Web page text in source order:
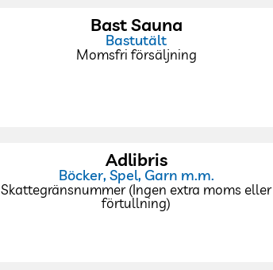
Bast Sauna
Bastutält
Momsfri försäljning
Adlibris
Böcker, Spel, Garn m.m.
Skattegränsnummer (Ingen extra moms eller
förtullning)